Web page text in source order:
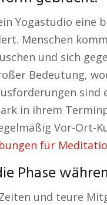
Yogastudio eine
Menschen
und sich
Bedeutung,
sind
in ihrem
Vor-Ort-
für
Phase
und teure